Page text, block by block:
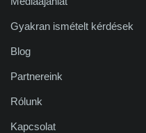
Gyakran ismételt kérdések
Blog
Partnereink
Rólunk
Kapcsolat